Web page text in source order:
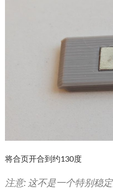
将合页开合到约130度
注意: 这不是一个特别稳